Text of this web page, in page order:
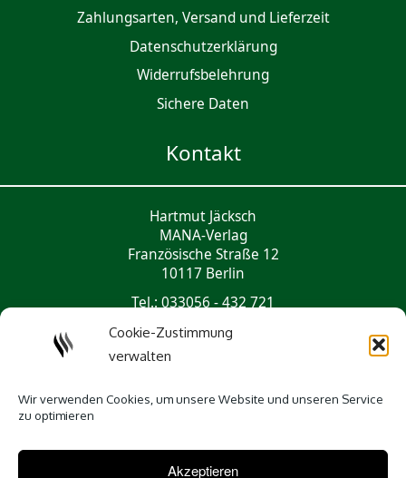
Cookie-Zustimmung
verwalten
Wir verwenden Cookies, um unsere Website und unseren Service
zu optimieren
Akzeptieren
Zahlungsarten, Versand und Lieferzeit
Daten­schutz­er­klärung
Widerrufsbelehrung
Sichere Daten
Kontakt
Hartmut Jäcksch
MANA-Verlag
Französische Straße 12
10117 Berlin
Tel.: 033056 - 432 721
Social Media